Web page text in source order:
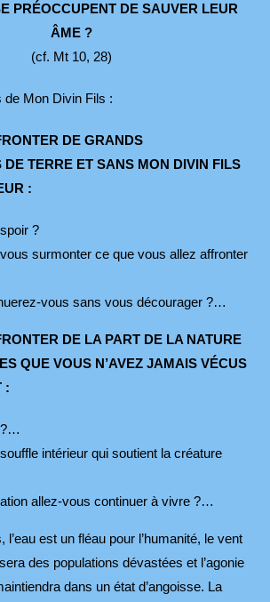
PRÉOCCUPENT DE SAUVER LEUR
ÂME ?
(cf. Mt 10, 28)
de Mon Divin Fils :
DE GRANDS
TERRE ET SANS MON DIVIN FILS
:
?
surmonter ce que vous allez affronter
vous sans vous décourager ?…
DE LA PART DE LA NATURE
QUE VOUS N’AVEZ JAMAIS VÉCUS
:
?…
intérieur qui soutient la créature
allez-vous continuer à vivre ?…
l’eau est un fléau pour l’humanité, le vent
des populations dévastées et l’agonie
dans un état d’angoisse. La